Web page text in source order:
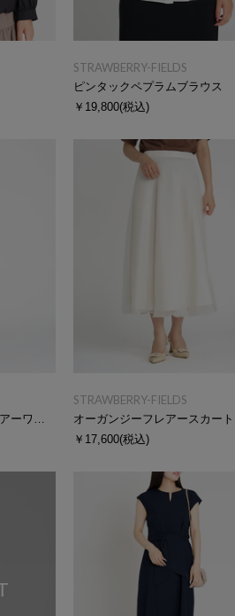
STRAWBERRY-FIELDS
ピンタックペプラムブラウス
￥19,800(税込)
ドッキングフィット＆フレアーワンピース
STRAWBERRY-FIELDS
オーガンジーフレアースカート
￥17,600(税込)